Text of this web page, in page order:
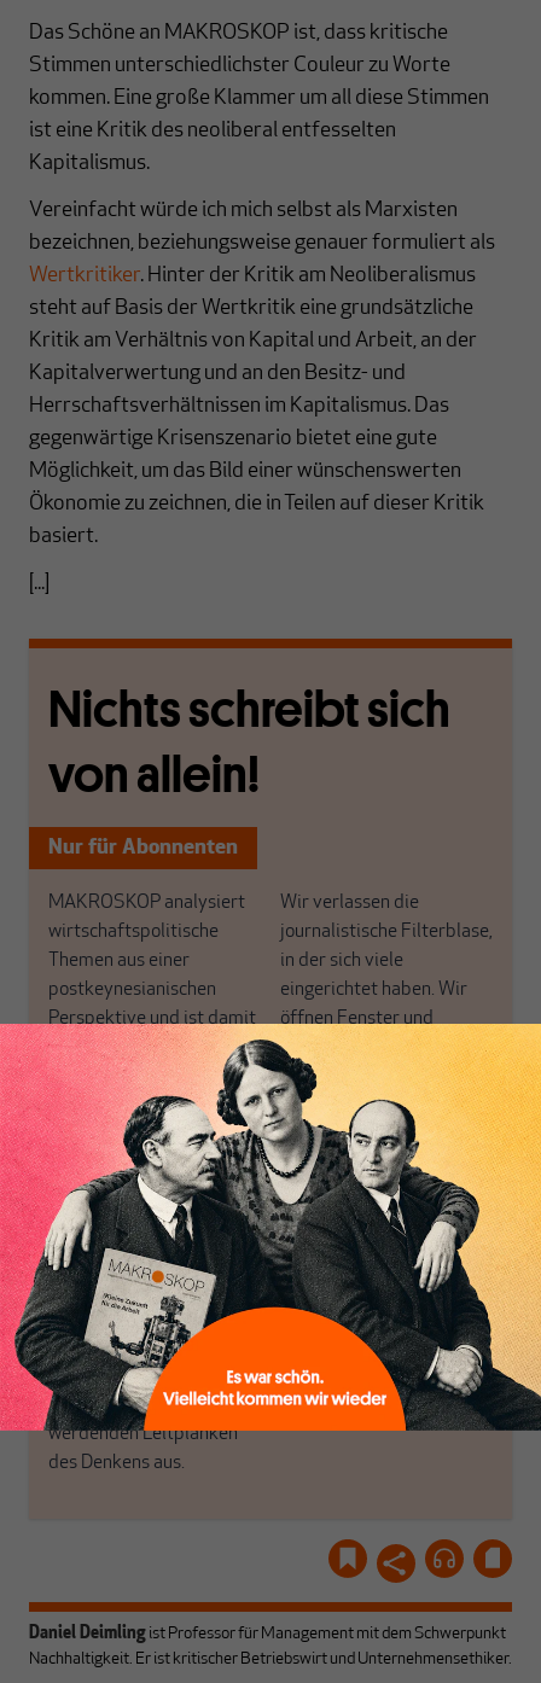
Das Schöne an MAKROSKOP ist, dass kritische
Stimmen unterschiedlichster Couleur zu Worte
kommen. Eine große Klammer um all diese Stimmen
ist eine Kritik des neoliberal entfesselten
Kapitalismus.
Vereinfacht würde ich mich selbst als Marxisten
bezeichnen, beziehungsweise genauer formuliert als
Wertkritiker. Hinter der Kritik am Neoliberalismus
steht auf Basis der Wertkritik eine grundsätzliche
Kritik am Verhältnis von Kapital und Arbeit, an der
Kapitalverwertung und an den Besitz- und
Herrschaftsverhältnissen im Kapitalismus. Das
gegenwärtige Krisenszenario bietet eine gute
Möglichkeit, um das Bild einer wünschenswerten
Ökonomie zu zeichnen, die in Teilen auf dieser Kritik
basiert.
[...]
Nichts schreibt sich
von allein!
Nur für Abonnenten
MAKROSKOP analysiert
wirtschaftspolitische
Themen aus einer
postkeynesianischen
Perspektive und ist damit
in Deutschland einzigartig.
MAKROSKOP steht für
das große Ganze. Wir
haben einen Blick auf
Geld, Wirtschaft und
Politik, den Sie so
woanders nicht finden.
Dabei leben wir von
unseren Autoren, ihren
Recherchen, ihrem Wissen
und ihrem Enthusiasmus.
Gemeinsam scheren wir
aus den schmaler
werdenden Leitplanken
des Denkens aus.
Wir verlassen die
journalistische Filterblase,
in der sich viele
eingerichtet haben. Wir
öffnen Fenster und
bringen frische Luft in die
engen und verstaubten
Debattenräume.
Brauchen Sie auch frische
Luft? Dann folgen Sie
einfach dem Button.
ABONNIEREN SIE
MAKROSKOP
Schon Abonnent? Dann
hiereinloggen !
Daniel Deimling ist Professor für Management mit dem Schwerpunkt
Nachhaltigkeit. Er ist kritischer Betriebswirt und Unternehmensethiker.